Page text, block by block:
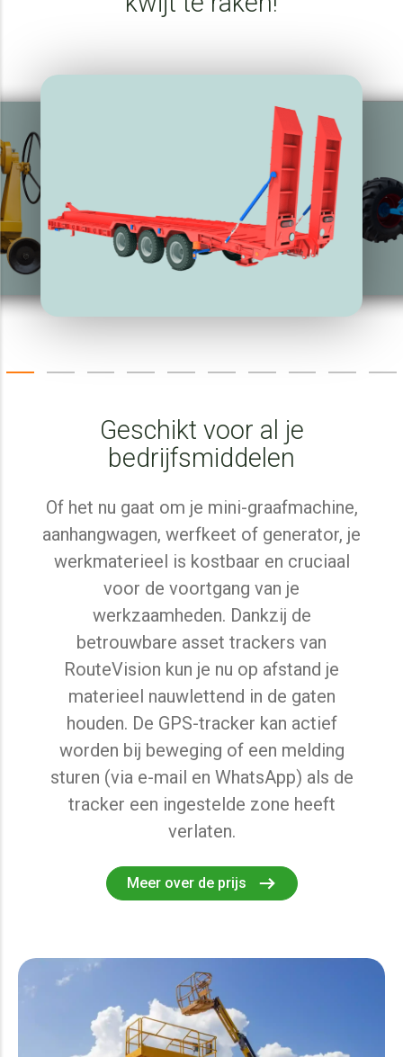
Geschikt voor al je
bedrijfsmiddelen
Of het nu gaat om je mini-graafmachine,
aanhangwagen, werfkeet of generator, je
werkmaterieel is kostbaar en cruciaal
voor de voortgang van je
werkzaamheden. Dankzij de
betrouwbare asset trackers van
RouteVision kun je nu op afstand je
materieel nauwlettend in de gaten
houden. De GPS-tracker kan actief
worden bij beweging of een melding
sturen (via e-mail en WhatsApp) als de
tracker een ingestelde zone heeft
verlaten.
Meer over de prijs